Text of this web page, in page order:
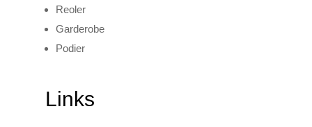
Reoler
Garderobe
Podier
Links